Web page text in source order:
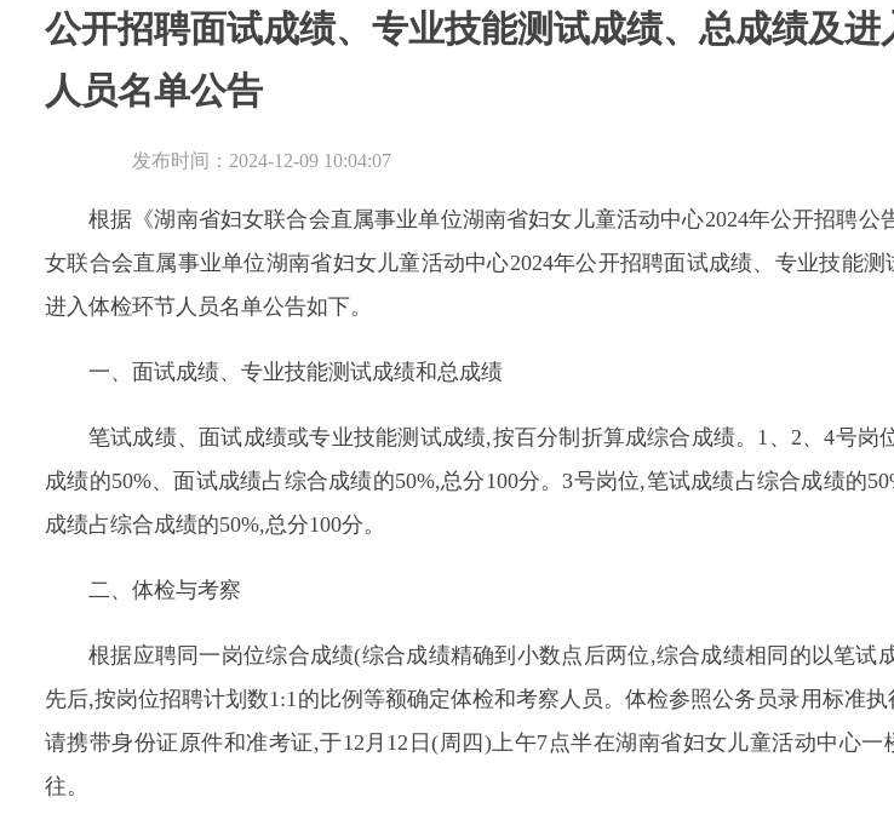
公开招聘面试成绩、专业技能测试成绩、总成绩及进
人员名单公告
发布时间：2024-12-09 10:04:07
根据《湖南省妇女联合会直属事业单位湖南省妇女儿童活动中心2024年公开招聘公
女联合会直属事业单位湖南省妇女儿童活动中心2024年公开招聘面试成绩、专业技能测
进入体检环节人员名单公告如下。
一、面试成绩、专业技能测试成绩和总成绩
笔试成绩、面试成绩或专业技能测试成绩,按百分制折算成综合成绩。1、2、4号岗
成绩的50%、面试成绩占综合成绩的50%,总分100分。3号岗位,笔试成绩占综合成绩的
成绩占综合成绩的50%,总分100分。
二、体检与考察
根据应聘同一岗位综合成绩(综合成绩精确到小数点后两位,综合成绩相同的以笔试
先后,按岗位招聘计划数1:1的比例等额确定体检和考察人员。体检参照公务员录用标准
请携带身份证原件和准考证,于12月12日(周四)上午7点半在湖南省妇女儿童活动中心一
往。